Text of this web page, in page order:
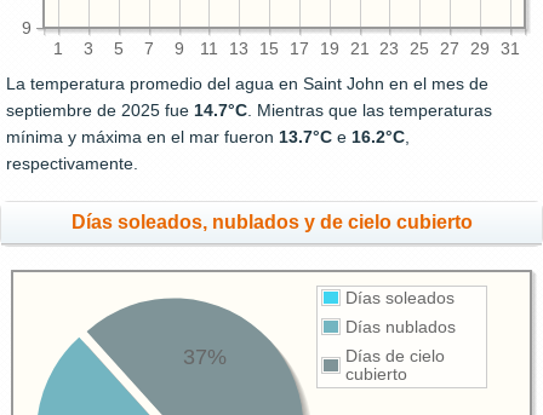
1 3 5 7 9 11 13 15 17 19 21 23 25 27 29 31
9
La temperatura promedio del agua en Saint John en el mes de
septiembre de 2025 fue 14.7°C . Mientras que las temperaturas
mínima y máxima en el mar fueron 13.7°C e 16.2°C
respectivamente.
Días soleados, nublados y de cielo cubierto
Días soleados
Días nublados
Días de cielo
cubierto
37%